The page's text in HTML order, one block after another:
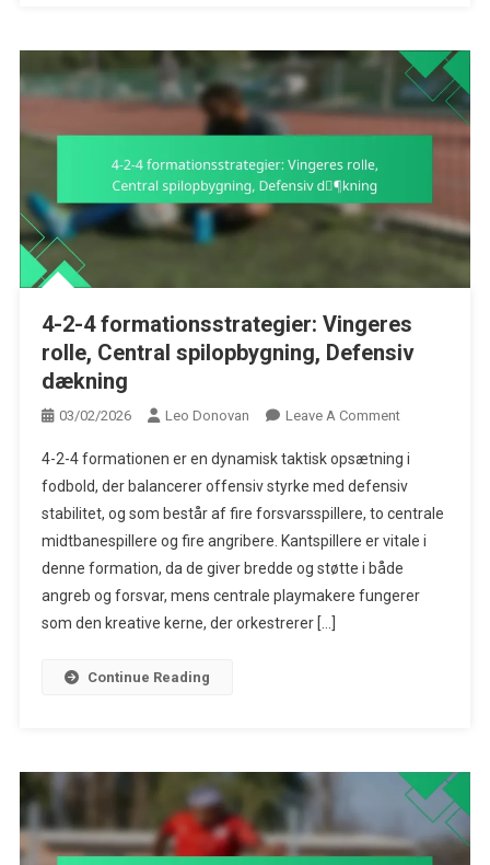
4-2-4 formationsstrategier: Vingeres
rolle, Central spilopbygning, Defensiv
dækning
03/02/2026 Leo Donovan Leave A CommentOn
2-
4
Vingeres
Rolle,
Central
4-2-4 formationen er en dynamisk taktisk opsætning i
fodbold, der balancerer offensiv styrke med defensiv
stabilitet, og som består af fire forsvarsspillere, to centrale
midtbanespillere og fire angribere. Kantspillere er vitale i
denne formation, da de giver bredde og støtte i både
angreb og forsvar, mens centrale playmakere fungerer
som den kreative kerne, der orkestrerer […]
Continue Reading